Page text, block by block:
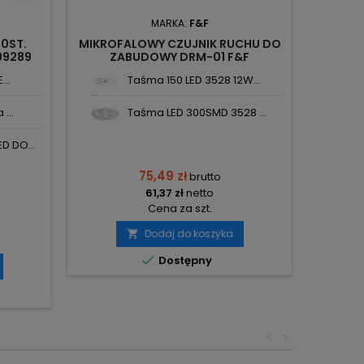
...
DO...
MARKA: F&F
MIKROFALOWY CZUJNIK RUCHU DO
ZABUDOWY DRM-01 F&F
Taśma 150 LED 3528 12W...
Taśma LED 300SMD 3528 ...
75,49 złbrutto
61,37 złnetto
Cena za szt.
 Dodaj do koszyka
 Dostępny
>
<